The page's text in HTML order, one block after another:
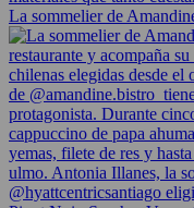
La sommelier de